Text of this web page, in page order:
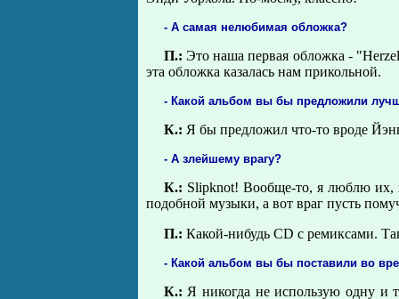
- А самая нелюбимая обложка?
П.: Это наша первая обложка -
эта обложка казалась нам прикольной.
- Какой альбом вы бы предложили
К.: Я бы предложил что-то вроде
- А злейшему врагу?
К.: Slipknot! Вообще-то, я люблю их,
подобной музыки, а вот враг пусть
П.: Какой-нибудь CD с ремиксами.
- Какой альбом вы бы поставили во
К.: Я никогда не использую одну и